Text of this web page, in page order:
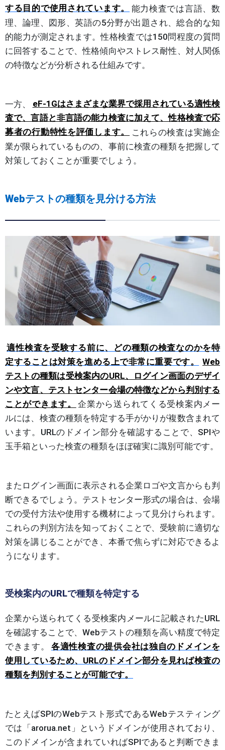
する目的で使用されています。
能力検査では言語、数
理、論理、図形、英語の5分野が出題され、総合的な知
的能力が測定されます。性格検査では150問程度の質問
に回答することで、性格傾向やストレス耐性、対人関係
の特徴などが分析される仕組みです。
一方、
eF-1Gはさまざまな業界で採用されている適性検
査で、言語と非言語の能力検査に加えて、性格検査で応
募者の行動特性を評価します。
これらの検査は実施企
業が限られているものの、事前に検査の種類を把握して
対策しておくことが重要でしょう。
Webテストの種類を見分ける方法
適性検査を受験する前に、どの種類の検査なのかを特
定することは対策を進める上で非常に重要です。
Web
テストの種類は受検案内のURL、ログイン画面のデザイ
ンや文言、テストセンター会場の特徴などから判別する
ことができます。
企業から送られてくる受検案内メー
ルには、検査の種類を特定する手がかりが複数含まれて
います。URLのドメイン部分を確認することで、SPIや
玉手箱といった検査の種類をほぼ確実に識別可能です。
またログイン画面に表示される企業ロゴや文言からも判
断できるでしょう。テストセンター形式の場合は、会場
での受付方法や使用する機材によって見分けられます。
これらの判別方法を知っておくことで、受験前に適切な
対策を講じることができ、本番で焦らずに対応できるよ
うになります。
受検案内のURLで種類を特定する
企業から送られてくる受検案内メールに記載されたURL
を確認することで、Webテストの種類を高い精度で特定
できます。
各適性検査の提供会社は独自のドメインを
使用しているため、URLのドメイン部分を見れば検査の
種類を判別することが可能です。
たとえばSPIのWebテスト形式であるWebテスティング
では「arorua.net」というドメインが使用されており、
このドメインが含まれていればSPIであると判断できま